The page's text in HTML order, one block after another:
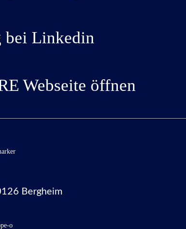
bei Linkedin
Webseite öffnen
Bergheim
o